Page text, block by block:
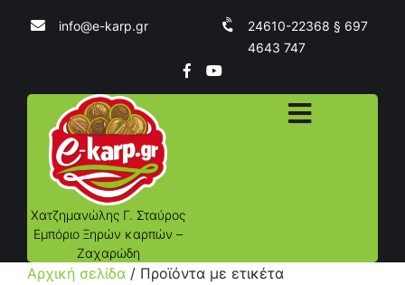
info@e-karp.gr
24610-22368 § 697
4643 747
Χατζημανώλης Γ. Σταύρος
Εμπόριο Ξηρών καρπών –
Ζαχαρώδη
Αρχική σελίδα / Προϊόντα με ετικέτα